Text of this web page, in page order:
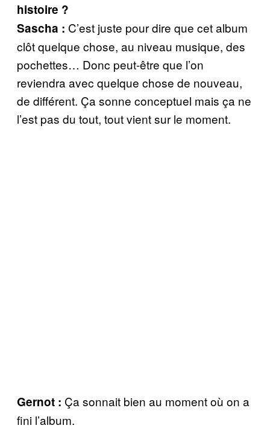
histoire ?
Sascha : C’est juste pour dire que cet album
clôt quelque chose, au niveau musique, des
pochettes… Donc peut-être que l’on
reviendra avec quelque chose de nouveau,
de différent. Ça sonne conceptuel mais ça ne
l’est pas du tout, tout vient sur le moment.
Gernot : Ça sonnait bien au moment où on a
fini l’album.